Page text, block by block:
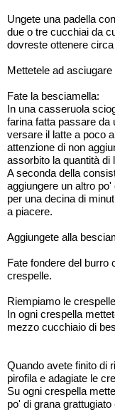
Ungete una padella
due o tre cucchiai da
dovreste ottenere
Mettetele ad
Fate la besciamella:
In una casseruola
farina fatta passare da
versare il latte a poco
attenzione di non
assorbito la quantità di
A seconda della
aggiungere un altro
per una decina di
a piacere.
Aggiungete alla
Fate fondere del burro
crespelle.
Riempiamo le
In ogni crespella
mezzo cucchiaio di
Quando avete finito di
pirofila e adagiate le
Su ogni crespella
po' di grana